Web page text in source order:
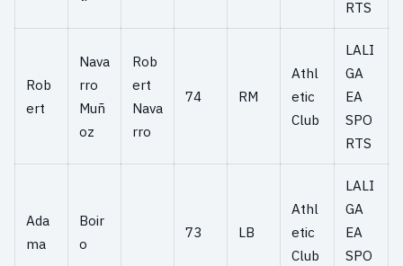
RTS
Rob
ert
Nava
rro
Muñ
oz
Rob
ert
Nava
rro
74 RM
Athl
etic
Club
LALI
GA
EA
SPO
RTS
Ada
ma
Boir
o
73 LB
Athl
etic
Club
LALI
GA
EA
SPO